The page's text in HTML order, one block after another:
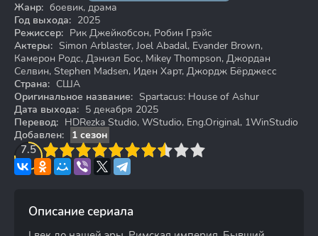
Жанр: боевик, драма
Год выхода: 2025
Режиссер: Рик Джейкобсон, Робин Грэйс
Актеры: Simon Arblaster, Joel Abadal, Evander Brown,
Камерон Родс, Дэниэл Бос, Mikey Thompson, Джордан
Селвин, Stephen Madsen, Иден Харт, Джордж Бёрджесс
Страна: США
Оригинальное название: Spartacus: House of Ashur
Дата выхода: 5 декабря 2025
Перевод: HDRezka Studio, WStudio, Eng.Original, 1WinStudio
Добавлен:
1 сезон
7.5
4 5 6 7 8 9 10
Описание сериала